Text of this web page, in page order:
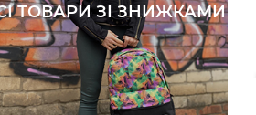
ТОВАРИ ЗІ ЗНИЖКАМИ